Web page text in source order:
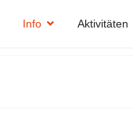
Info Aktivitäten